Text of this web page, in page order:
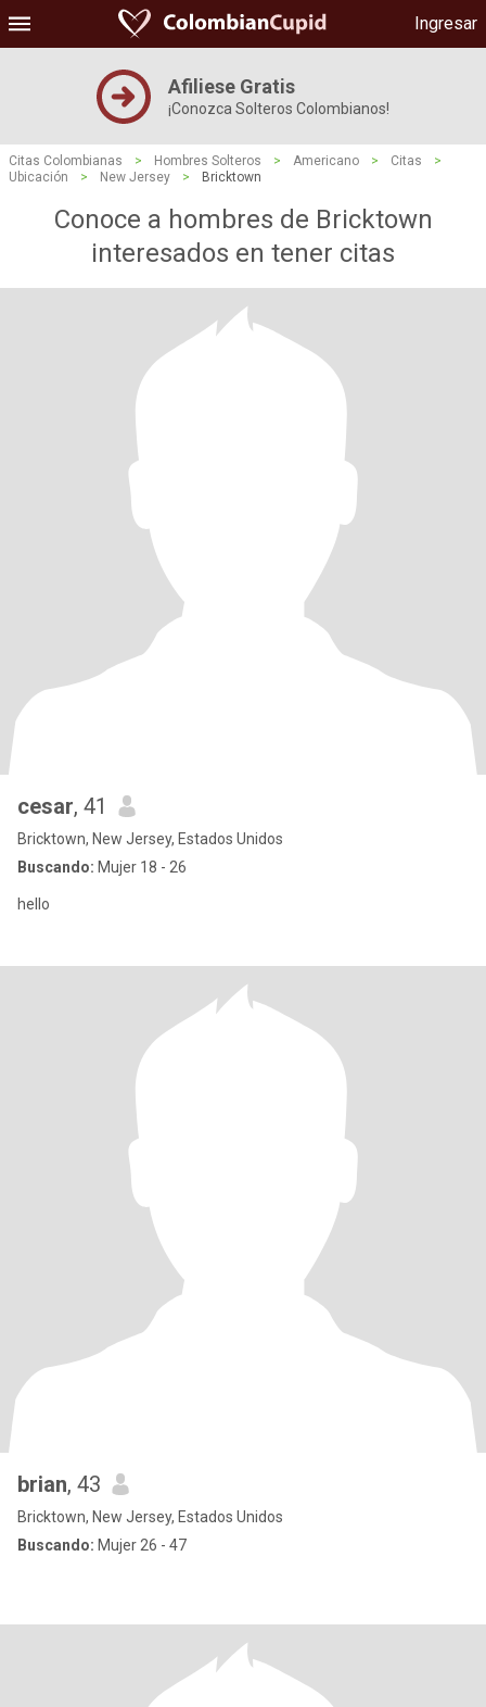
Ingresar
Afiliese Gratis
¡Conozca Solteros Colombianos!
Citas Colombianas > Hombres Solteros > Americano > Citas
>
Ubicación
> New Jersey > Bricktown
Conoce a hombres de Bricktown
interesados ​​en tener citas
cesar, 41
Bricktown, New Jersey, Estados Unidos
Buscando: Mujer 18 - 26
hello
brian, 43
Bricktown, New Jersey, Estados Unidos
Buscando: Mujer 26 - 47